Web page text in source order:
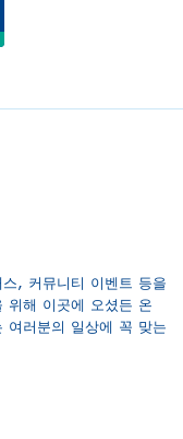
, 커뮤니티 이벤트 등을
위해 이곳에 오셨든 온
여러분의 일상에 꼭 맞는